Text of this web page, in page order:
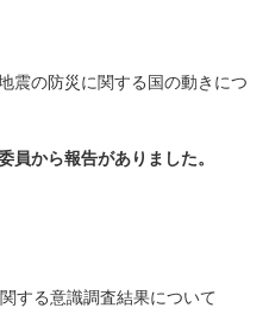
防災に関する国の動きにつ
員から報告がありました。
る意識調査結果について